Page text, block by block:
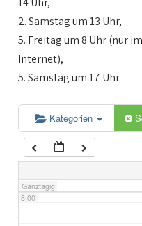
2. Samstag um 13 Uhr,
5. Freitag um 8 Uhr (nur im
Internet),
5. Samstag um 17 Uhr.
Kategorien
Ganztägig
5:00
6:00
7:00
8:00